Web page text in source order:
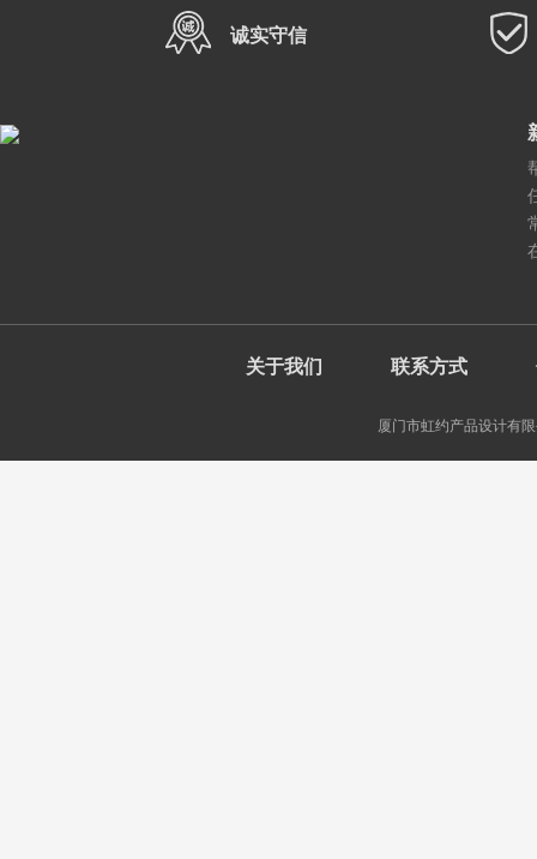
诚实守信
关于我们 联系方式
厦门市虹约产品设计有